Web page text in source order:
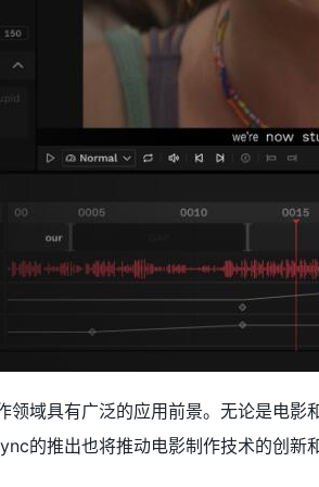
域具有广泛的应用前景。无论是电
的推出也将推动电影制作技术的创新